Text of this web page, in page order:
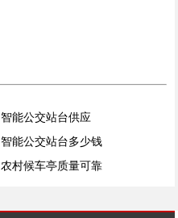
智能公交站台供应
智能公交站台多少钱
农村候车亭质量可靠